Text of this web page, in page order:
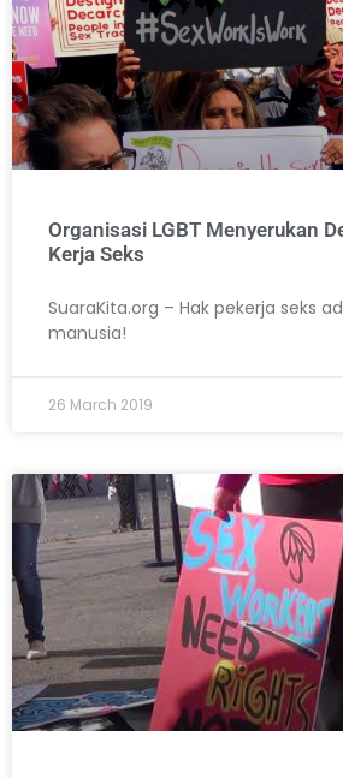
Organisasi LGBT Menyerukan
Kerja Seks
SuaraKita.org – Hak pekerja seks
manusia!
26 March 2019